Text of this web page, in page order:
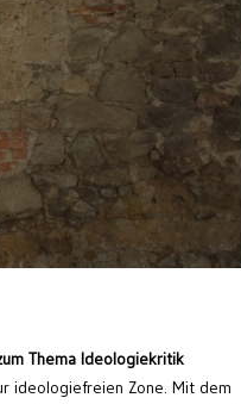
Thema Ideologiekritik
ideologiefreien Zone. Mit dem